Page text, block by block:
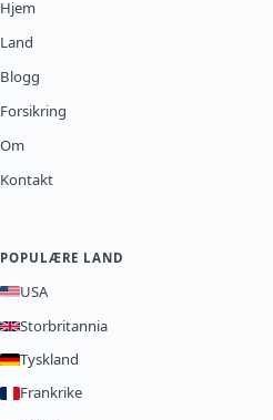
Hjem
Land
Blogg
Forsikring
Om
Kontakt
POPULÆRE LAND
USA
Storbritannia
Tyskland
Frankrike